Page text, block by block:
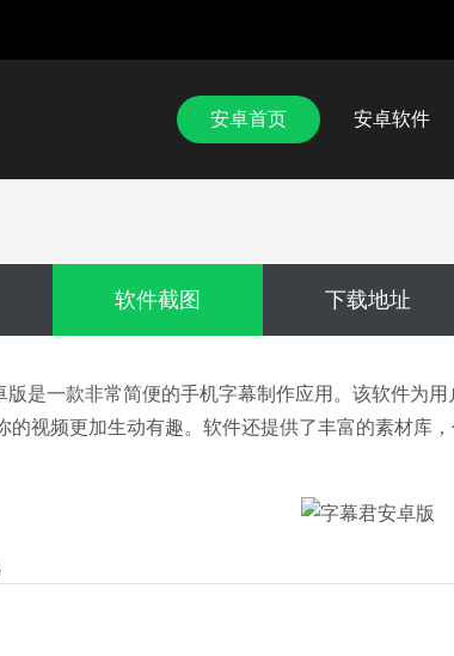
安卓首页 安卓软件
软件截图 下载地址
版是一款非常简便的手机字幕制作应用。该软件为
的视频更加生动有趣。软件还提供了丰富的素材库